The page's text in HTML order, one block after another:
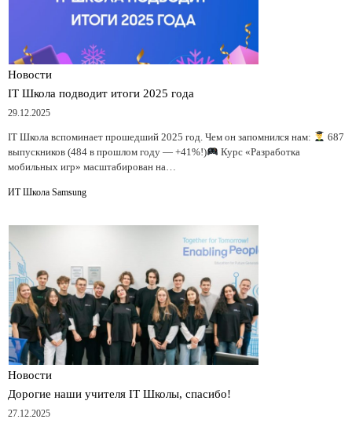
Новости
IT Школа подводит итоги 2025 года
29.12.2025
IT Школа вспоминает прошедший 2025 год. Чем он запомнился нам:
687
выпускников (484 в прошлом году — +41%!)
Курс «Разработка
мобильных игр» масштабирован на…
ИТ Школа Samsung
Новости
Дорогие наши учителя IT Школы, спасибо!
27.12.2025